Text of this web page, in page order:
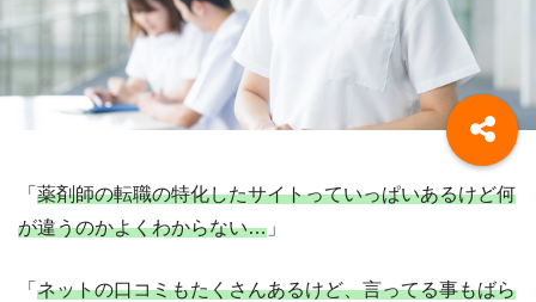
「 薬剤師の転職の特化したサイトっていっぱいあるけど何
が違うのかよくわからない… 」
「 ネットの口コミもたくさんあるけど、言ってる事もばら